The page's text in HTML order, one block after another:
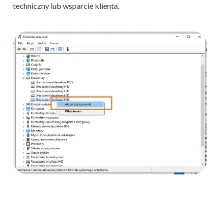
techniczny lub wsparcie klienta.